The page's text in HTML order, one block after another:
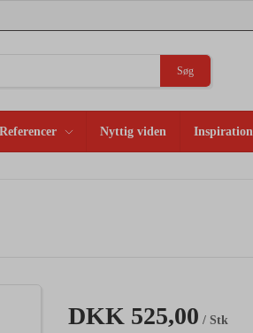
Søg
Referencer Nyttig viden Inspiration
DKK 525,00 / Stk